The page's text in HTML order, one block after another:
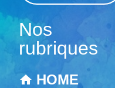
Nos
rubriques
HOME